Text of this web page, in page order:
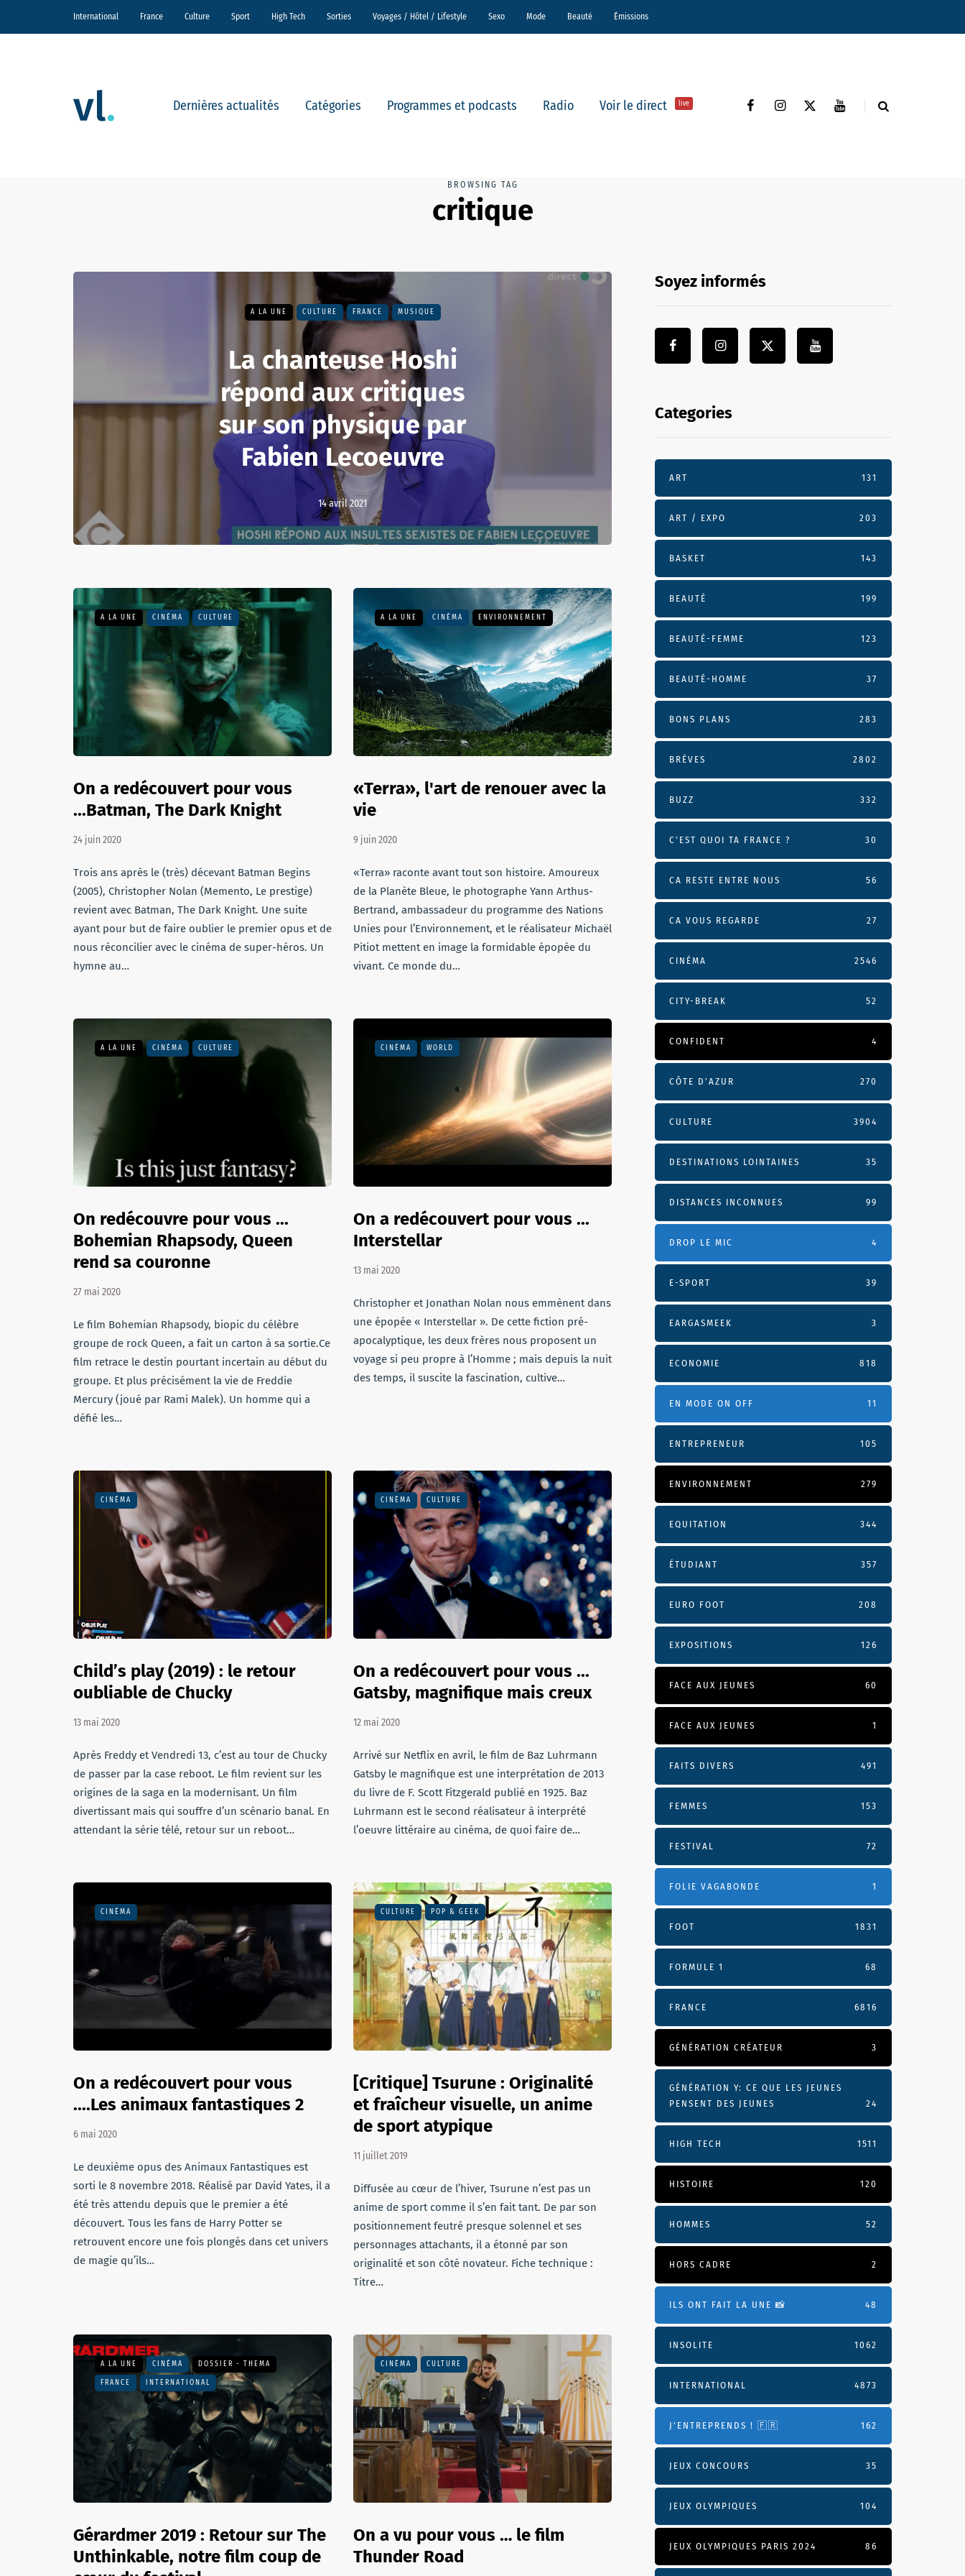
International France Culture Sport High Tech Sorties Voyages / Hôtel / Lifestyle Sexo Mode Beauté Émissions
Dernières actualités Catégories Programmes et podcasts Radio Voir le direct live
BROWSING TAG
critique
A LA UNE CULTURE FRANCE MUSIQUE
La chanteuse Hoshi
répond aux critiques
sur son physique par
Fabien Lecoeuvre
14 avril 2021
A LA UNE CINÉMA CULTURE
On a redécouvert pour vous
...Batman, The Dark Knight
24 juin 2020
Trois ans après le (très) décevant Batman Begins
(2005), Christopher Nolan (Memento, Le prestige)
revient avec Batman, The Dark Knight. Une suite
ayant pour but de faire oublier le premier opus et de
nous réconcilier avec le cinéma de super-héros. Un
hymne au…
A LA UNE CINÉMA ENVIRONNEMENT
«Terra», l'art de renouer avec la
vie
9 juin 2020
«Terra» raconte avant tout son histoire. Amoureux
de la Planète Bleue, le photographe Yann Arthus-
Bertrand, ambassadeur du programme des Nations
Unies pour l’Environnement, et le réalisateur Michaël
Pitiot mettent en image la formidable épopée du
vivant. Ce monde du…
A LA UNE CINÉMA CULTURE
On redécouvre pour vous ...
Bohemian Rhapsody, Queen
rend sa couronne
27 mai 2020
Le film Bohemian Rhapsody, biopic du célèbre
groupe de rock Queen, a fait un carton à sa sortie.Ce
film retrace le destin pourtant incertain au début du
groupe. Et plus précisément la vie de Freddie
Mercury (joué par Rami Malek). Un homme qui a
défié les…
CINÉMA WORLD
On a redécouvert pour vous ...
Interstellar
13 mai 2020
Christopher et Jonathan Nolan nous emmènent dans
une épopée « Interstellar ». De cette fiction pré-
apocalyptique, les deux frères nous proposent un
voyage si peu propre à l’Homme ; mais depuis la nuit
des temps, il suscite la fascination, cultive…
CINÉMA
Child’s play (2019) : le retour
oubliable de Chucky
13 mai 2020
Après Freddy et Vendredi 13, c’est au tour de Chucky
de passer par la case reboot. Le film revient sur les
origines de la saga en la modernisant. Un film
divertissant mais qui souffre d’un scénario banal. En
attendant la série télé, retour sur un reboot…
CINÉMA CULTURE
On a redécouvert pour vous ...
Gatsby, magnifique mais creux
12 mai 2020
Arrivé sur Netflix en avril, le film de Baz Luhrmann
Gatsby le magnifique est une interprétation de 2013
du livre de F. Scott Fitzgerald publié en 1925. Baz
Luhrmann est le second réalisateur à interprété
l’oeuvre littéraire au cinéma, de quoi faire de…
CINÉMA
On a redécouvert pour vous
....Les animaux fantastiques 2
6 mai 2020
Le deuxième opus des Animaux Fantastiques est
sorti le 8 novembre 2018. Réalisé par David Yates, il a
été très attendu depuis que le premier a été
découvert. Tous les fans de Harry Potter se
retrouvent encore une fois plongés dans cet univers
de magie qu’ils…
CULTURE POP & GEEK
[Critique] Tsurune : Originalité
et fraîcheur visuelle, un anime
de sport atypique
11 juillet 2019
Diffusée au cœur de l’hiver, Tsurune n’est pas un
anime de sport comme il s’en fait tant. De par son
positionnement feutré presque solennel et ses
personnages attachants, il a étonné par son
originalité et son côté novateur. Fiche technique :
Titre…
A LA UNE CINÉMA DOSSIER - THEMA
FRANCE INTERNATIONAL
Gérardmer 2019 : Retour sur The
Unthinkable, notre film coup de
CINÉMA CULTURE
On a vu pour vous … le film
Thunder Road
Soyez informés
Categories
ART 131
ART / EXPO 203
BASKET 143
BEAUTÉ 199
BEAUTÉ-FEMME 123
BEAUTÉ-HOMME 37
BONS PLANS 283
BRÈVES 2802
BUZZ 332
C'EST QUOI TA FRANCE ? 30
CA RESTE ENTRE NOUS 56
CA VOUS REGARDE 27
CINÉMA 2546
CITY-BREAK 52
CONFIDENT 4
CÔTE D’AZUR 270
CULTURE 3904
DESTINATIONS LOINTAINES 35
DISTANCES INCONNUES 99
DROP LE MIC 4
E-SPORT 39
EARGASMEEK 3
ECONOMIE 818
EN MODE ON OFF 11
ENTREPRENEUR 105
ENVIRONNEMENT 279
EQUITATION 344
ÉTUDIANT 357
EURO FOOT 208
EXPOSITIONS 126
FACE AUX JEUNES 60
FACE AUX JEUNES 1
FAITS DIVERS 491
FEMMES 153
FESTIVAL 72
FOLIE VAGABONDE 1
FOOT 1831
FORMULE 1 68
FRANCE 6816
GÉNÉRATION CRÉATEUR 3
GÉNÉRATION Y: CE QUE LES JEUNES
PENSENT DES JEUNES
24
HIGH TECH 1511
HISTOIRE 120
HOMMES 52
HORS CADRE 2
ILS ONT FAIT LA UNE 📸 48
INSOLITE 1062
INTERNATIONAL 4873
J'ENTREPRENDS ! 🇫🇷 162
JEUX CONCOURS 35
JEUX OLYMPIQUES 104
JEUX OLYMPIQUES PARIS 2024 86